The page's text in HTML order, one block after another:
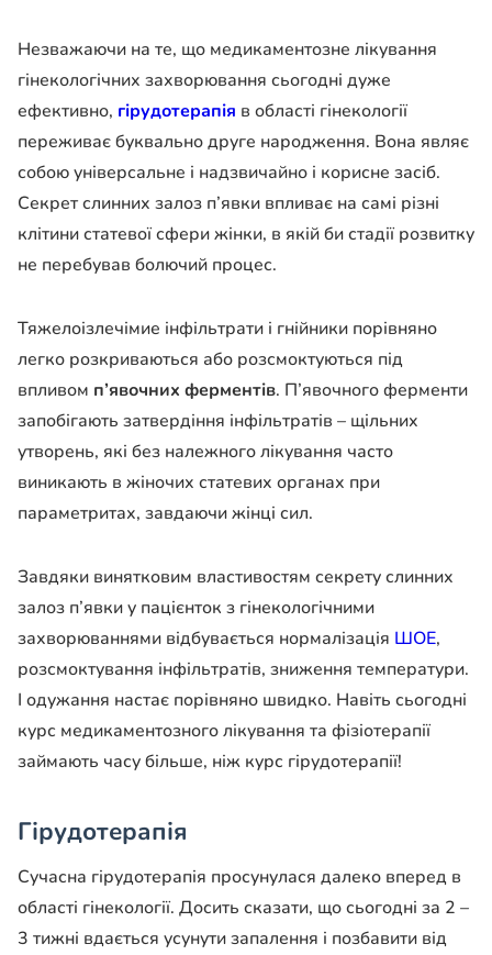
Незважаючи на те, що медикаментозне лікування
гінекологічних захворювання сьогодні дуже
ефективно, гірудотерапія в області гінекології
переживає буквально друге народження. Вона являє
собою універсальне і надзвичайно і корисне засіб.
Секрет слинних залоз п’явки впливає на самі різні
клітини статевої сфери жінки, в якій би стадії розвитку
не перебував болючий процес.
Тяжелоізлечімие інфільтрати і гнійники порівняно
легко розкриваються або розсмоктуються під
впливом п’явочних ферментів. П’явочного ферменти
запобігають затвердіння інфільтратів – щільних
утворень, які без належного лікування часто
виникають в жіночих статевих органах при
параметритах, завдаючи жінці сил.
Завдяки винятковим властивостям секрету слинних
залоз п’явки у пацієнток з гінекологічними
захворюваннями відбувається нормалізація ШОЕ,
розсмоктування інфільтратів, зниження температури.
І одужання настає порівняно швидко. Навіть сьогодні
курс медикаментозного лікування та фізіотерапії
займають часу більше, ніж курс гірудотерапії!
Гірудотерапія
Сучасна гірудотерапія просунулася далеко вперед в
області гінекології. Досить сказати, що сьогодні за 2 –
3 тижні вдається усунути запалення і позбавити від